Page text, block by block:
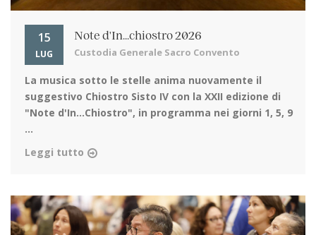
15
LUG
Note d'In...chiostro 2026
Custodia Generale Sacro Convento
La musica sotto le stelle anima nuovamente il
suggestivo Chiostro Sisto IV con la XXII edizione di
"Note d'In…Chiostro", in programma nei giorni 1, 5, 9
...
Leggi tutto